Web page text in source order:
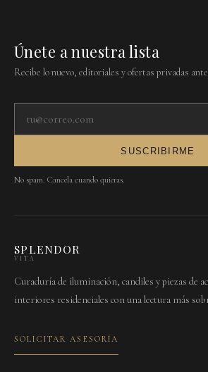
Únete a nuestra lista
Recibe lo nuevo, editoriales y ofertas privadas
SUSCRIBIRME
No spam. Cancela cuando quieras.
SPLENDOR
VITA
Curaduría de iluminación, candiles y piezas de
interiores residenciales con una lectura más
SOLICITAR ASESORÍA